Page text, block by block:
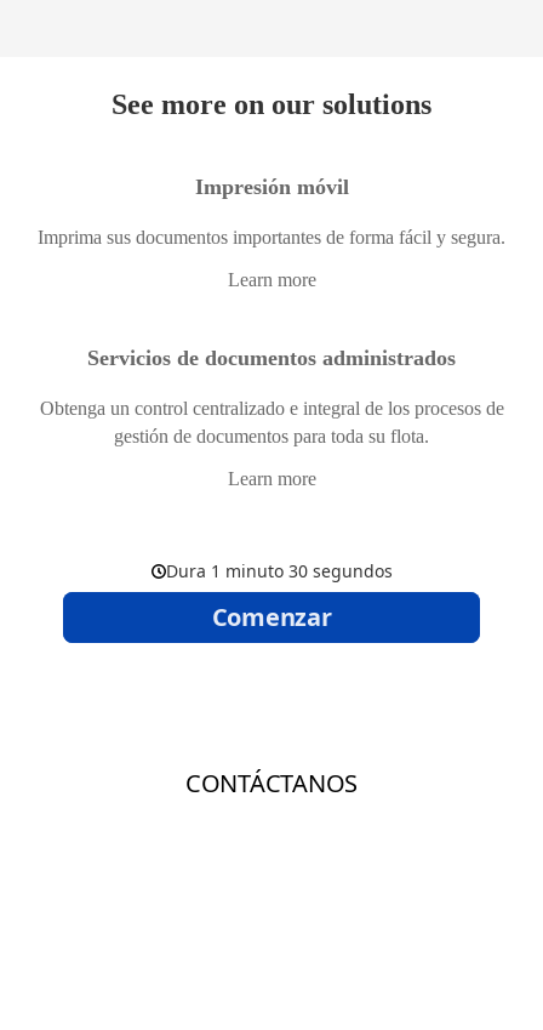
See more on our solutions
Impresión móvil
Imprima sus documentos importantes de forma fácil y segura.
Learn more
Servicios de documentos administrados
Obtenga un control centralizado e integral de los procesos de
gestión de documentos para toda su flota.
Learn more